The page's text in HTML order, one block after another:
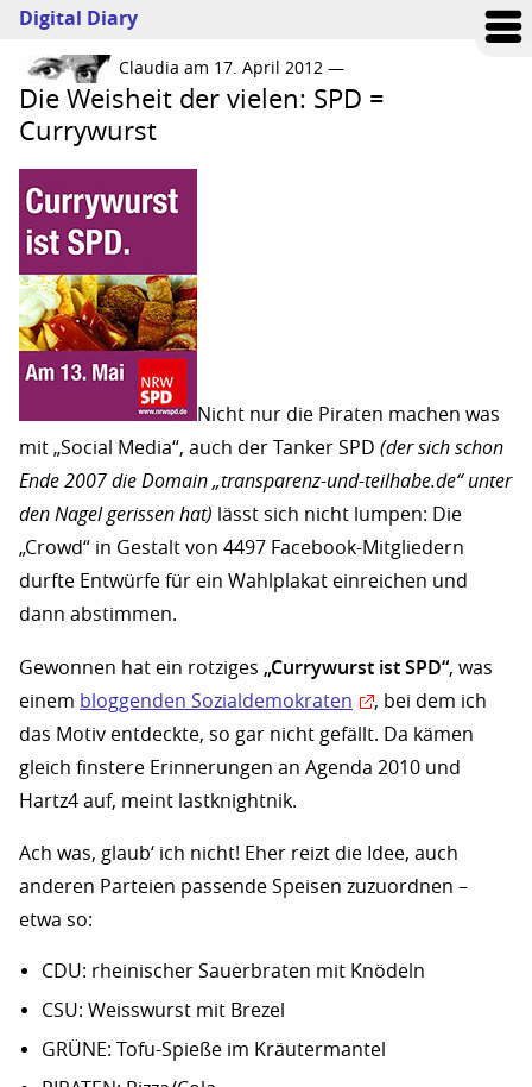
Digital Diary
Claudia am 17. April 2012 —
Die Weisheit der vielen: SPD =
Currywurst
Nicht nur die Piraten machen was
mit „Social Media“, auch der Tanker SPD (der sich schon
Ende 2007 die Domain „transparenz-und-teilhabe.de“ unter
den Nagel gerissen hat) lässt sich nicht lumpen: Die
„Crowd“ in Gestalt von 4497 Facebook-Mitgliedern
durfte Entwürfe für ein Wahlplakat einreichen und
dann abstimmen.
Gewonnen hat ein rotziges „Currywurst ist SPD“, was
einem bloggenden Sozialdemokraten
, bei dem ich
das Motiv entdeckte, so gar nicht gefällt. Da kämen
gleich finstere Erinnerungen an Agenda 2010 und
Hartz4 auf, meint lastknightnik.
Ach was, glaub‘ ich nicht! Eher reizt die Idee, auch
anderen Parteien passende Speisen zuzuordnen –
etwa so:
CDU: rheinischer Sauerbraten mit Knödeln
CSU: Weisswurst mit Brezel
GRÜNE: Tofu-Spieße im Kräutermantel